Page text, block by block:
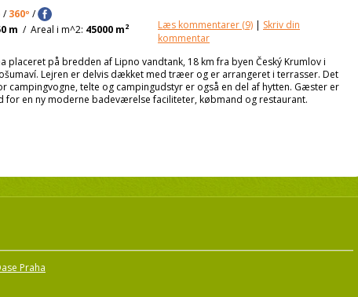
Læs kommentarer (9) | Skriv din
kommentar
/360º /
m / Areal i m^2: 45000 m2
placeret på bredden af Lipno vandtank, 18 km fra byen Český Krumlov i
Lejren er delvis dækket med træer og er arrangeret i terrasser. Det
campingvogne, telte og campingudstyr er også en del af hytten. Gæster er
for en ny moderne badeværelse faciliteter, købmand og restaurant.
Praha